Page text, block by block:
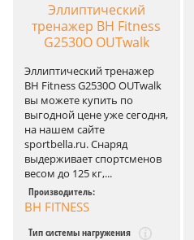
Эллиптический
тренажер BH Fitness
G2530O OUTwalk
Эллиптический тренажер
BH Fitness G2530O OUTwalk
вы можете купить по
выгодной цене уже сегодня,
на нашем сайте
sportbella.ru. Снаряд
выдерживает спортсменов
весом до 125 кг,...
Производитель:
BH FITNESS
Тип системы нагружения